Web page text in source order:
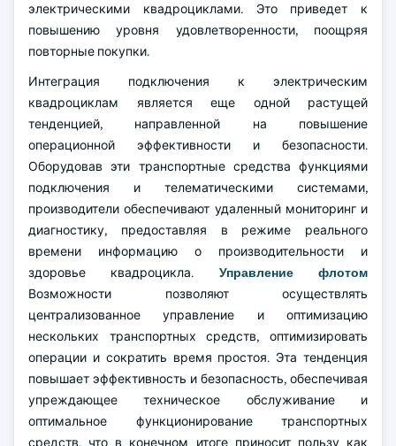
электрическими квадроциклами. Это приведет к
повышению уровня удовлетворенности, поощряя
повторные покупки.
Интеграция подключения к электрическим
квадроциклам является еще одной растущей
тенденцией, направленной на повышение
операционной эффективности и безопасности.
Оборудовав эти транспортные средства функциями
подключения и телематическими системами,
производители обеспечивают удаленный мониторинг и
диагностику, предоставляя в режиме реального
времени информацию о производительности и
здоровье квадроцикла. Управление флотом
Возможности позволяют осуществлять
централизованное управление и оптимизацию
нескольких транспортных средств, оптимизировать
операции и сократить время простоя. Эта тенденция
повышает эффективность и безопасность, обеспечивая
упреждающее техническое обслуживание и
оптимальное функционирование транспортных
средств, что в конечном итоге приносит пользу как